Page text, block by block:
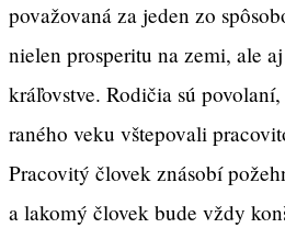
považovaná za jeden zo
nielen prosperitu na zemi, ale
kráľovstve. Rodičia sú
raného veku vštepovali
Pracovitý človek znásobí
a lakomý človek bude vždy